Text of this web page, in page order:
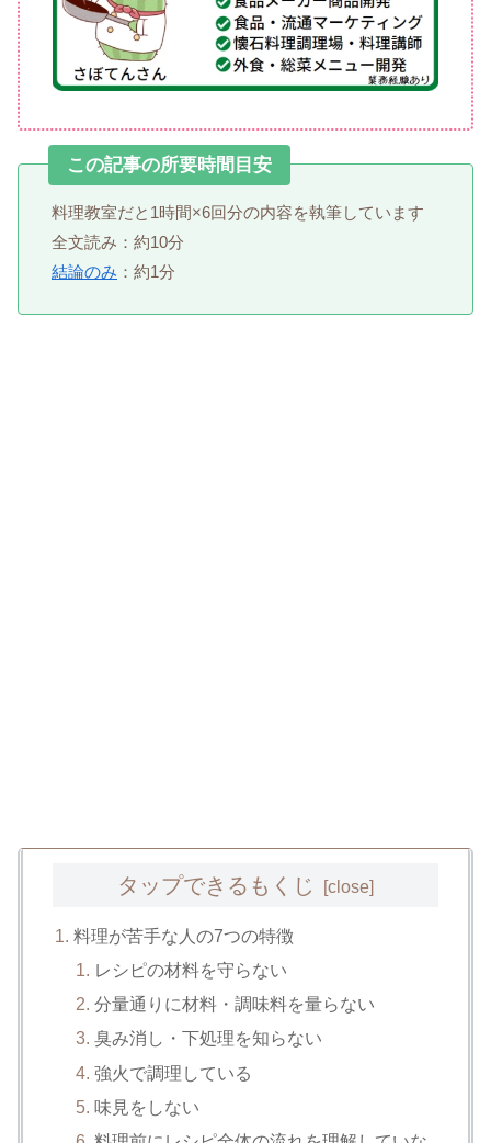
この記事の所要時間目安
料理教室だと1時間×6回分の内容を執筆しています
全文読み：約10分
結論のみ ：約1分
タップできるもくじ
料理が苦手な人の7つの特徴
レシピの材料を守らない
分量通りに材料・調味料を量らない
臭み消し・下処理を知らない
強火で調理している
味見をしない